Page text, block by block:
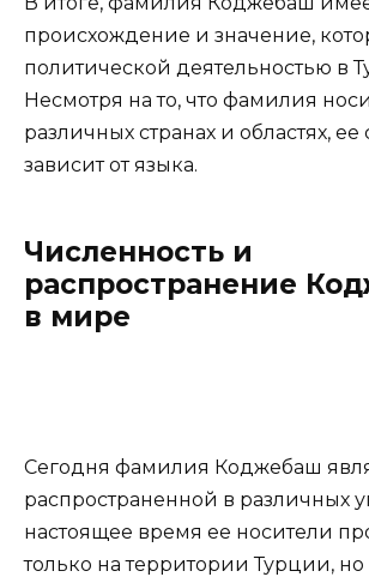
происхождение и значение,
политической деятельностью в
Несмотря на то, что фамилия
различных странах и областях,
зависит от языка.
Численность и
распространение
в мире
Сегодня фамилия Коджебаш
распространенной в различных
настоящее время ее носители
только на территории Турции,